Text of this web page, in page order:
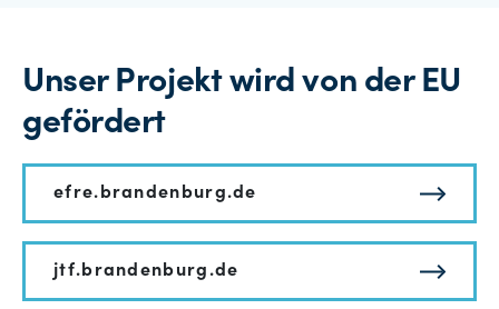
Unser Projekt wird von der EU
gefördert
efre.brandenburg.de
jtf.brandenburg.de